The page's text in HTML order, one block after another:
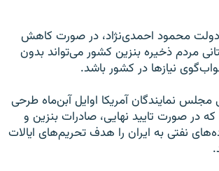
دولت محمود احمدی‌نژاد، در صورت کاهش
مردم ذخیره بنزین کشور می‌تواند بدون
مجلس نمایندگان آمریکا اوایل آبن‌ماه طرحی
در صورت تایید نهایی، صادرات بنزین و
نفتی به ایران را هدف تحریم‌های ایالات